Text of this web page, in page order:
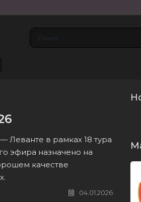
Леванте в рамках 18 тура
эфира назначено на
качестве
04.01.2026